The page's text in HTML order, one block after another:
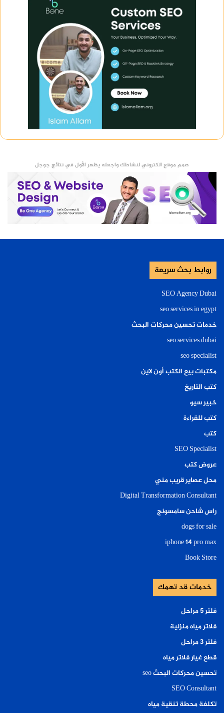
صمم موقع الكتروني لنشاطك واجعله يظهر الأول في نتائج جوجل
روابط بحث سريعة
SEO Agency Dubai
seo services in egypt
خدمات تحسين محركات البحث
seo services dubai
seo specialist
مكتبات بيع الكتب أون لاين
كتب التاريخ
خبير سيو
كتب للقراءة
كتب
SEO Specialist
عروض كتب
محل عصاير قريب مني
Digital Transformation Consultant
راس شاحن سامسونج
dogs for sale
iphone 14 pro max
Book Store
خدمات قد تهمك
فلتر ٥ مراحل
فلاتر مياه منزلية
فلتر ٣ مراحل
قطع غيار فلاتر مياه
تحسين محركات البحث seo
SEO Consultant
تكلفة محطة تنقية مياه